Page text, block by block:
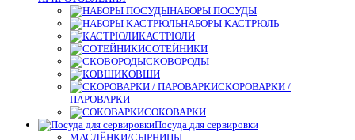
НАБОРЫ ПОСУДЫ
НАБОРЫ КАСТРЮЛЬ
КАСТРЮЛИ
СОТЕЙНИКИ
СКОВОРОДЫ
КОВШИ
СКОРОВАРКИ /
ПАРОВАРКИ
СОКОВАРКИ
Посуда для сервировки
МАСЛЁНКИ/СЫРНИЦЫ